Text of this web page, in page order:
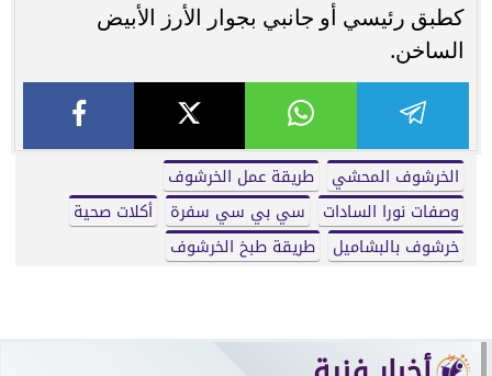
كطبق رئيسي أو جانبي بجوار الأرز الأبيض
الساخن.
الخرشوف المحشي
طريقة عمل الخرشوف
وصفات نورا السادات
سي بي سي سفرة
أكلات صحية
خرشوف بالبشاميل
طريقة طبخ الخرشوف